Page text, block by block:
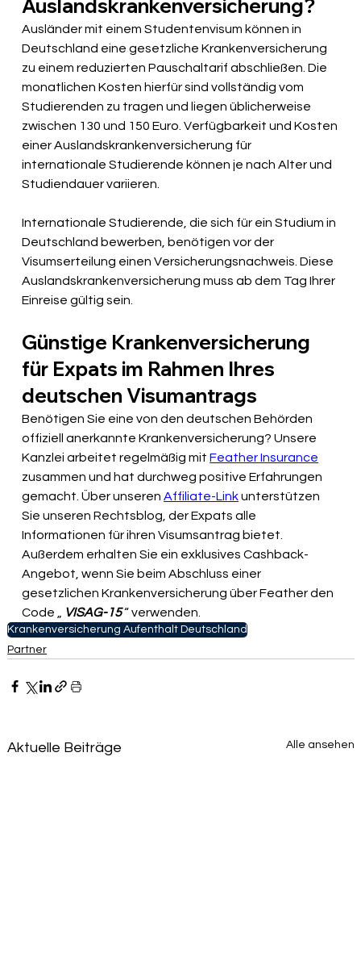
Auslandskrankenversicherung?
Ausländer mit einem Studentenvisum können in
Deutschland eine gesetzliche Krankenversicherung
zu einem reduzierten Pauschaltarif abschließen. Die
monatlichen Kosten hierfür sind vollständig vom
Studierenden zu tragen und liegen üblicherweise
zwischen 130 und 150 Euro. Verfügbarkeit und Kosten
einer Auslandskrankenversicherung für
internationale Studierende können je nach Alter und
Studiendauer variieren.
Internationale Studierende, die sich für ein Studium in
Deutschland bewerben, benötigen vor der
Visumserteilung einen Versicherungsnachweis. Diese
Auslandskrankenversicherung muss ab dem Tag Ihrer
Einreise gültig sein.
Günstige Krankenversicherung
für Expats im Rahmen Ihres
deutschen Visumantrags
Benötigen Sie eine von den deutschen Behörden
offiziell anerkannte Krankenversicherung? Unsere
Kanzlei arbeitet regelmäßig mit Feather Insurance
zusammen und hat durchweg positive Erfahrungen
gemacht. Über unseren Affiliate-Linkunterstützen
Sie unseren Rechtsblog, der Expats alle
Informationen für ihren Visumsantrag bietet.
Außerdem erhalten Sie ein exklusives Cashback-
Angebot, wenn Sie beim Abschluss einer
gesetzlichen Krankenversicherung über Feather den
Code „
VISAG-15 “ verwenden.
Krankenversicherung Aufenthalt Deutschland
Partner
Aktuelle Beiträge Alle ansehen